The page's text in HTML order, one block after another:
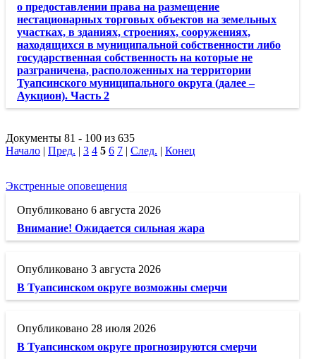
о предоставлении права на размещение
нестационарных торговых объектов на земельных
участках, в зданиях, строениях, сооружениях,
находящихся в муниципальной собственности либо
государственная собственность на которые не
разграничена, расположенных на территории
Туапсинского муниципального округа (далее –
Аукцион). Часть 2
Документы 81 - 100 из 635
Начало | Пред. | 3 4 5 6 7 | След. | Конец
Экстренные оповещения
6 августа 2026
Внимание! Ожидается сильная жара
3 августа 2026
В Туапсинском округе возможны смерчи
28 июля 2026
В Туапсинском округе прогнозируются смерчи